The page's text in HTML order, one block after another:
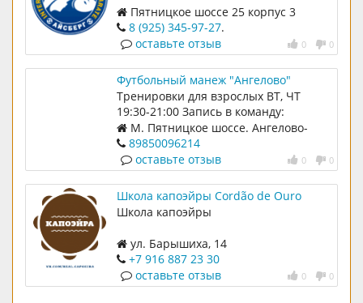
Пятницкое шоссе 25 корпус 3
8 (925) 345-97-27.
0 0
оставьте отзыв
Футбольный манеж "Ангелово"
Тренировки для взрослых ВТ, ЧТ
19:30-21:00 Запись в команду:
89850096214
М. Пятницкое шоссе. Ангелово-
Резиденц 43
89850096214
0 0
оставьте отзыв
Школа капоэйры Cordão de Ouro
Школа капоэйры
ул. Барышиха, 14
+7 916 887 23 30
0 0
оставьте отзыв